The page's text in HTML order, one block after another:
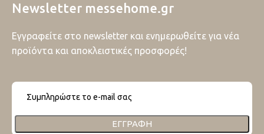
Newsletter messehome.gr
Εγγραφείτε στο newsletter και ενημερωθείτε για νέα
προϊόντα και αποκλειστικές προσφορές!
ΕΓΓΡΑΦΉ